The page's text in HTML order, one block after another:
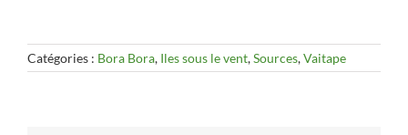
Catégories : Bora Bora, Iles sous le vent,Sources,Vaitape